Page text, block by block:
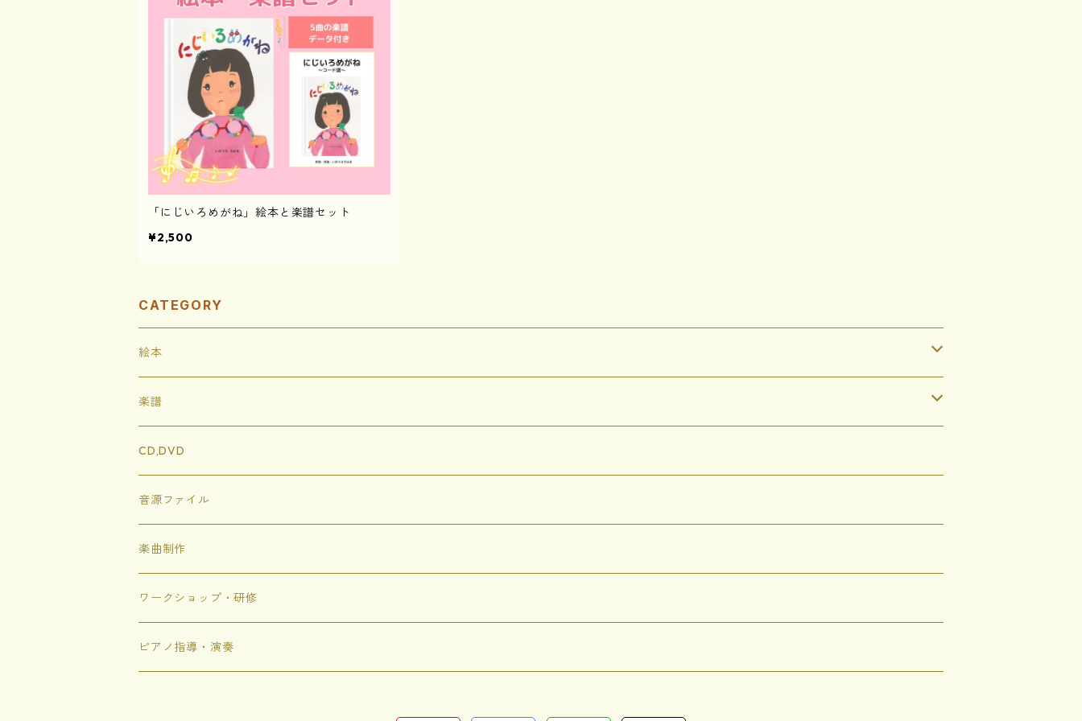
「にじいろめがね」絵本と楽譜セット
¥2,500
CATEGORY
絵本
ハードカバー
ソフトカバー
ぬりえ
楽譜
イートンともりのどうぶつたち
にじいろめがね
トゲトゲのシャボン
にじいろちきゅうがっこう
ありがありがとう
CD,DVD
音源ファイル
楽曲制作
ワークショップ・研修
ピアノ指導・演奏